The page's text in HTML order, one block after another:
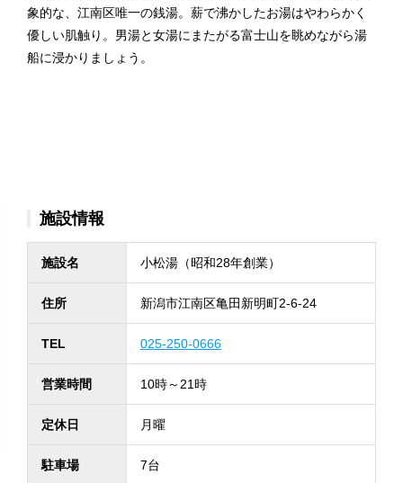
象的な、江南区唯一の銭湯。薪で沸かしたお湯はやわらかく
優しい肌触り。男湯と女湯にまたがる富士山を眺めながら湯
船に浸かりましょう。
施設情報
施設名 小松湯（昭和28年創業）
住所 新潟市江南区亀田新明町2-6-24
TEL 025-250-0666
営業時間 10時～21時
定休日 月曜
駐車場 7台